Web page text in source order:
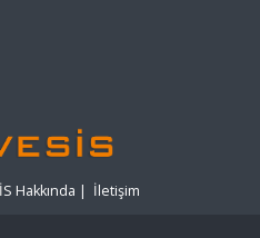
Hakkında | İletişim